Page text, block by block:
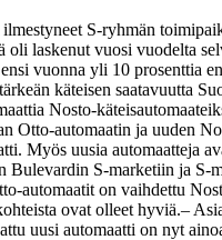
S-ryhmän
oli laskenut vuosi vuodelta
vuonna yli 10 prosenttia
käteisen saatavuutta
Nosto-
Otto-automaatin ja uuden
Myös uusia automaatteja
S-marketiin ja
on vaihdettu
ovat olleet hyviä.–
uusi automaatti on nyt